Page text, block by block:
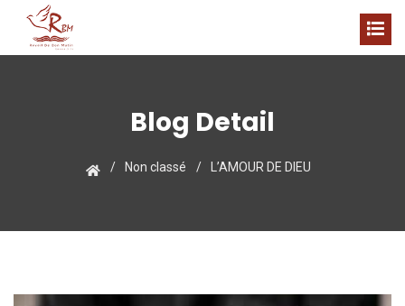
Blog Detail
Non classé L’AMOUR DE DIEU